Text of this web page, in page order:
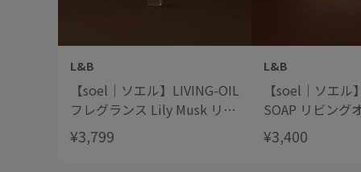
L&B
【soel｜ソエル】LIVING-OIL
フレグランス Lily Musk リリ
ームスク 10mL
¥3,799
L&B
【soel｜ソエル
SOAP リビング
生せっけん
¥3,400